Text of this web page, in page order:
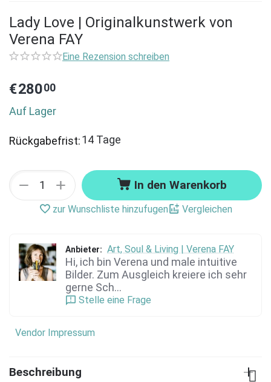
Lady Love | Originalkunstwerk von
Verena FAY
Eine Rezension schreiben
€28000
Auf Lager
Rückgabefrist:14 Tage
+
− In den Warenkorb
zur Wunschliste hinzufugen Vergleichen
Anbieter: Art, Soul & Living | Verena FAY
Hi, ich bin Verena und male intuitive
Bilder. Zum Ausgleich kreiere ich sehr
gerne Sch...
Stelle eine Frage
Vendor Impressum
Beschreibung